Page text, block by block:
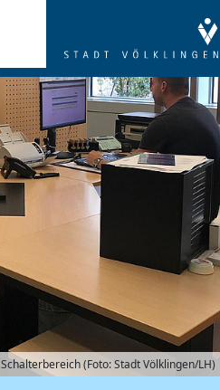
Schalterbereich (Foto: Stadt Völklingen/LH)